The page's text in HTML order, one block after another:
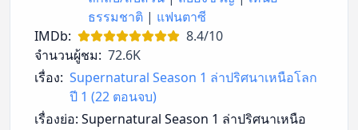
ธรรมชาติ | แฟนตาซี
IMDb:
8.4/10
จำนวนผู้ชม: 72.6K
เรื่อง: Supernatural Season 1 ล่าปริศนาเหนือโลก
ปี 1 (22 ตอนจบ)
เรื่องย่อ: Supernatural Season 1 ล่าปริศนาเหนือ